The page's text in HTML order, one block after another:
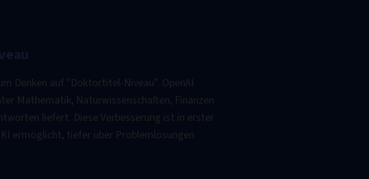
Denken auf "Doktortitel-Niveau". OpenAI
Mathematik, Naturwissenschaften, Finanzen
liefert. Diese Verbesserung ist in erster
ermöglicht, tiefer über Problemlösungen